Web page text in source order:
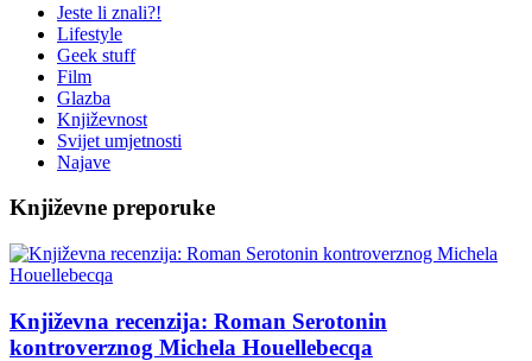
Jeste li znali?!
Lifestyle
Geek stuff
Film
Glazba
Književnost
Svijet umjetnosti
Najave
Književne preporuke
Književna recenzija: Roman Serotonin
kontroverznog Michela Houellebecqa